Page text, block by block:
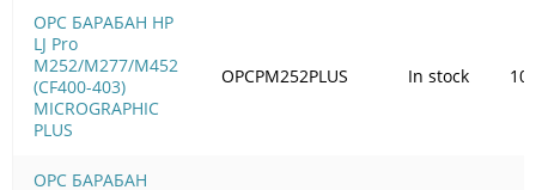
OPC БАРАБАН HP
LJ Pro
M252/M277/M452
(CF400-403)
MICROGRAPHIC
PLUS
OPC БАРАБАН
OPCPM252PLUS In stock